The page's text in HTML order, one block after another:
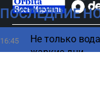
ПОСЛЕДНИЕ
16:45
Не только
жаркие дни
сursorinfo.co.il ©